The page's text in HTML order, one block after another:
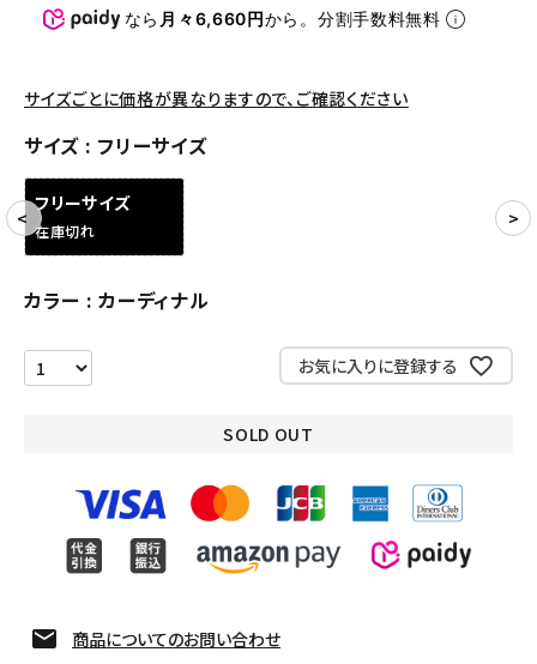
SEASON
CONTENTS
ACCOUNT MENU
なら 月々6,660円から。分割手数料無料
サイズごとに価格が異なりますので、ご確認ください
サイズ フリーサイズ
フリーサイズ
在庫切れ
カラー カーディナル
お気に入りに登録する
SOLD OUT
商品についてのお問い合わせ